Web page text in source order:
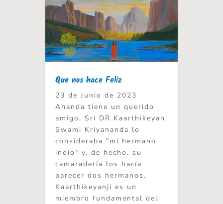
Que nos hace Feliz
23 de Junio de 2023
Ananda tiene un querido
amigo, Sri DR Kaarthikeyan.
Swami Kriyananda lo
consideraba "mi hermano
indio" y, de hecho, su
camaradería los hacía
parecer dos hermanos.
Kaarthikeyanji es un
miembro fundamental del